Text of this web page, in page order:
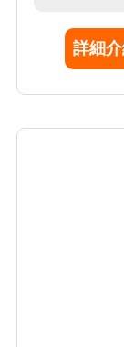
能有效減
背矯正與
助減輕疼痛
詳細